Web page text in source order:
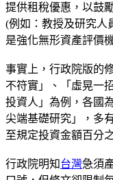
提供租稅優惠，以鼓
(例如：教授及研究人
是強化無形資產評價
事實上，行政院版的
不符實」、「虛晃一
投資人」為例，各國
尖端基礎研究」，多
至規定投資金額百分
行政院明知台灣急須